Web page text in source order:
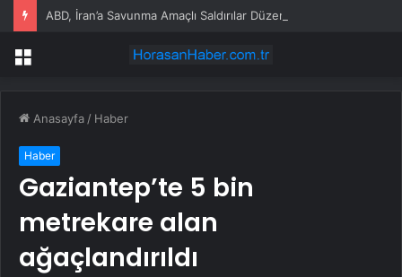
ABD, İran’a Savunma Amaçlı Saldırılar Düzenledi
Menü
Anasayfa / Haber
Haber
Gaziantep’te 5 bin
metrekare alan
ağaçlandırıldı